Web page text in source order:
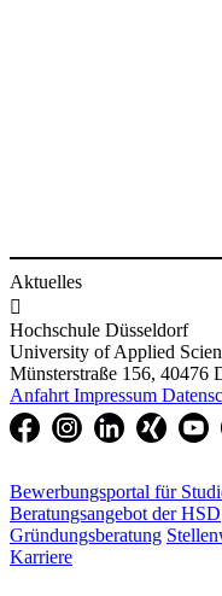
Aktuelles

Hochschule Düsseldorf
University of Applied
Münsterstraße 156, 40476
Anfahrt Impressum
Bewerbungsportal für
Beratungsangebot der HSD
Gründungsberatung
Karriere